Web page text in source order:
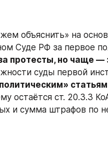
объяснить» на
Суде РФ за первое
протесты, но чаще —
суды первой
статьям
остаётся ст. 20.3.3
и сумма штрафов по